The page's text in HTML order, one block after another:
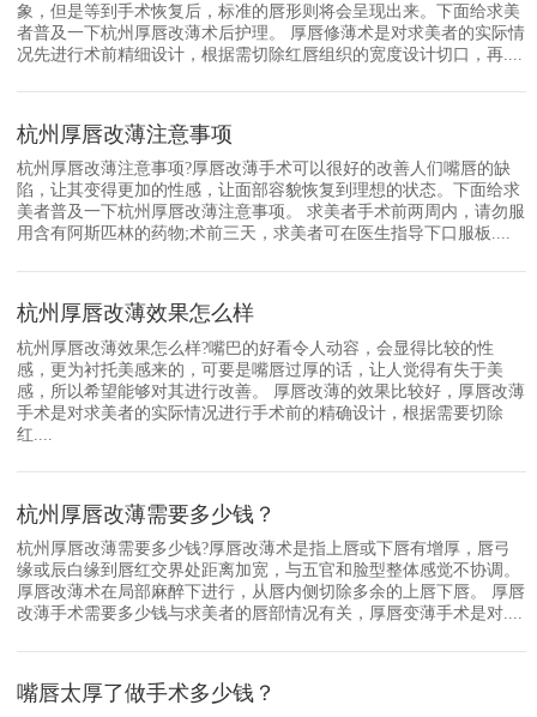
象，但是等到手术恢复后，标准的唇形则将会呈现出来。下面给求美
者普及一下杭州厚唇改薄术后护理。 厚唇修薄术是对求美者的实际情
况先进行术前精细设计，根据需切除红唇组织的宽度设计切口，再....
杭州厚唇改薄注意事项
杭州厚唇改薄注意事项?厚唇改薄手术可以很好的改善人们嘴唇的缺
陷，让其变得更加的性感，让面部容貌恢复到理想的状态。下面给求
美者普及一下杭州厚唇改薄注意事项。 求美者手术前两周内，请勿服
用含有阿斯匹林的药物;术前三天，求美者可在医生指导下口服板....
杭州厚唇改薄效果怎么样
杭州厚唇改薄效果怎么样?嘴巴的好看令人动容，会显得比较的性
感，更为衬托美感来的，可要是嘴唇过厚的话，让人觉得有失于美
感，所以希望能够对其进行改善。 厚唇改薄的效果比较好，厚唇改薄
手术是对求美者的实际情况进行手术前的精确设计，根据需要切除
红....
杭州厚唇改薄需要多少钱？
杭州厚唇改薄需要多少钱?厚唇改薄术是指上唇或下唇有增厚，唇弓
缘或辰白缘到唇红交界处距离加宽，与五官和脸型整体感觉不协调。
厚唇改薄术在局部麻醉下进行，从唇内侧切除多余的上唇下唇。 厚唇
改薄手术需要多少钱与求美者的唇部情况有关，厚唇变薄手术是对....
嘴唇太厚了做手术多少钱？